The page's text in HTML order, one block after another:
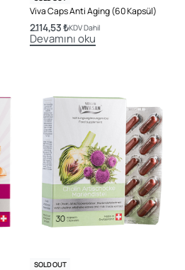
Viva Caps Anti Aging (60 Kapsül)
2.114,53₺KDV Dahil
Devamını oku
SOLD OUT